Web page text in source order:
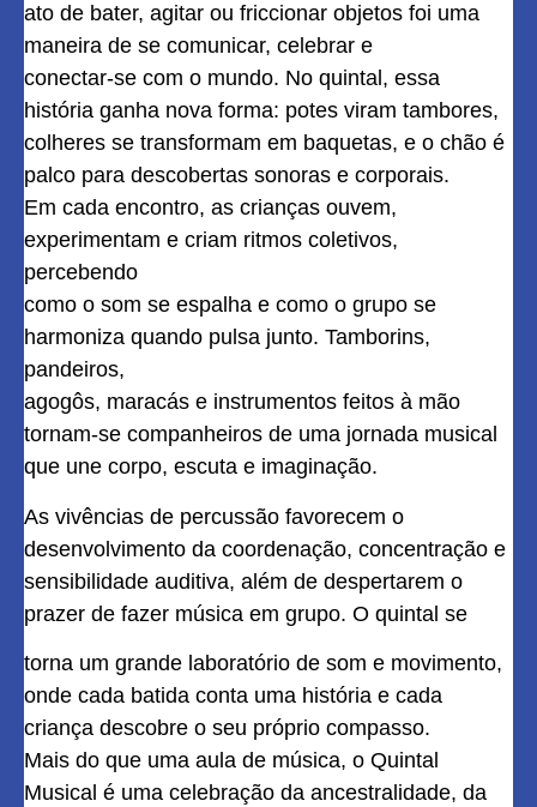
ato de bater, agitar ou friccionar objetos foi uma
maneira de se comunicar, celebrar e
conectar-se com o mundo. No quintal, essa
história ganha nova forma: potes viram tambores,
colheres se transformam em baquetas, e o chão é
palco para descobertas sonoras e corporais.
Em cada encontro, as crianças ouvem,
experimentam e criam ritmos coletivos,
percebendo
como o som se espalha e como o grupo se
harmoniza quando pulsa junto. Tamborins,
pandeiros,
agogôs, maracás e instrumentos feitos à mão
tornam-se companheiros de uma jornada musical
que une corpo, escuta e imaginação.
As vivências de percussão favorecem o
desenvolvimento da coordenação, concentração e
sensibilidade auditiva, além de despertarem o
prazer de fazer música em grupo. O quintal se
torna um grande laboratório de som e movimento,
onde cada batida conta uma história e cada
criança descobre o seu próprio compasso.
Mais do que uma aula de música, o Quintal
Musical é uma celebração da ancestralidade, da